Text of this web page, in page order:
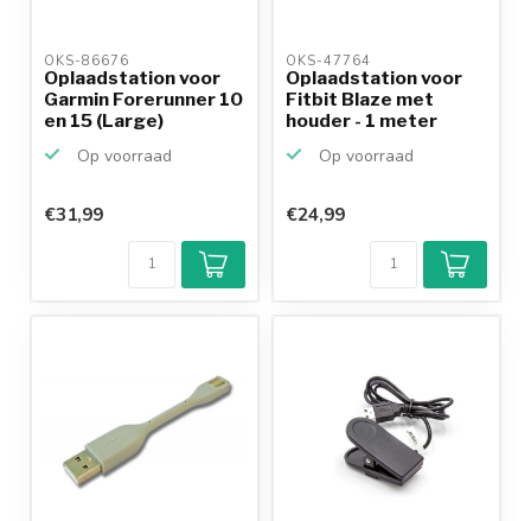
OKS-86676
Oplaadstation voor
Garmin Forerunner 10
en 15 (Large)
Op voorraad
€31,99
OKS-47764
Oplaadstation voor
Fitbit Blaze met
houder - 1 meter
Op voorraad
€24,99